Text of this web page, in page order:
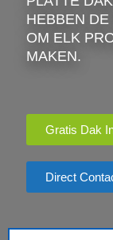
HEBBEN
OM ELK
MAKEN.
Gratis Dak
Direct